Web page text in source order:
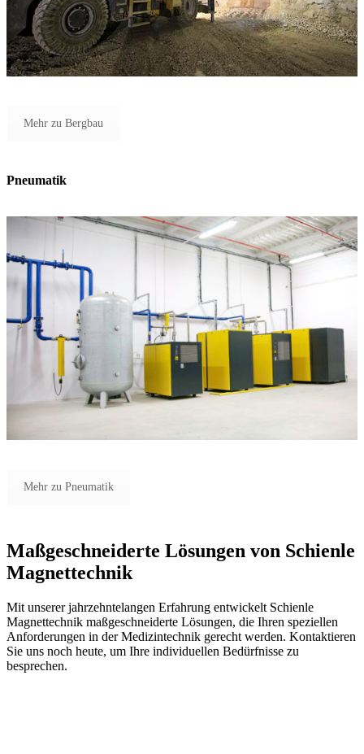
Mehr zu Bergbau
Pneumatik
Mehr zu Pneumatik
Maßgeschneiderte Lösungen von Schienle
Magnettechnik
Mit unserer jahrzehntelangen Erfahrung entwickelt Schienle
Magnettechnik maßgeschneiderte Lösungen, die Ihren speziellen
Anforderungen in der Medizintechnik gerecht werden. Kontaktieren
Sie uns noch heute, um Ihre individuellen Bedürfnisse zu
besprechen.